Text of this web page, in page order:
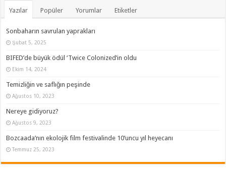
Yazılar Popüler Yorumlar Etiketler
Sonbaharın savrulan yaprakları
Şubat 5, 2025
BIFED’de büyük ödül ‘Twice Colonized’in oldu
Ekim 14, 2024
Temizliğin ve saflığın peşinde
Ağustos 10, 2023
Nereye gidiyoruz?
Ağustos 9, 2023
Bozcaada’nın ekolojik film festivalinde 10’uncu yıl heyecanı
Temmuz 25, 2023